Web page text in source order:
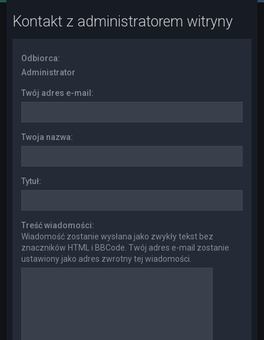
Kontakt z administratorem witryny
Odbiorca:
Administrator
Twój adres e-mail:
Twoja nazwa:
Tytuł:
Treść wiadomości:
Wiadomość zostanie wysłana jako zwykły tekst bez
znaczników HTML i BBCode. Twój adres e-mail zostanie
ustawiony jako adres zwrotny tej wiadomości.